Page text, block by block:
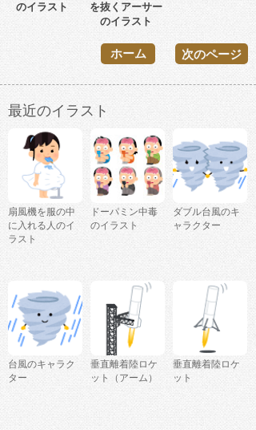
のイラスト
を抜くアーサー
のイラスト
次のページ
ホーム
最近のイラスト
扇風機を服の中
に入れる人のイ
ラスト
ドーパミン中毒
のイラスト
ダブル台風のキ
ャラクター
台風のキャラク
ター
垂直離着陸ロケ
ット（アーム）
垂直離着陸ロケ
ット